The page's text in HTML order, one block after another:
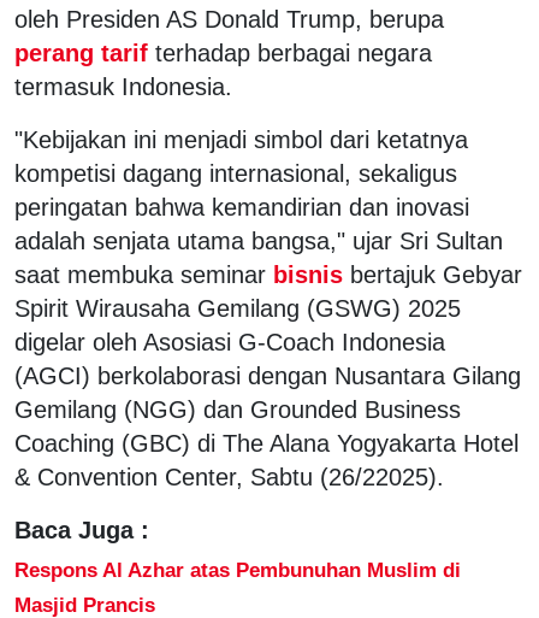
oleh Presiden AS Donald Trump, berupa
perang tarif terhadap berbagai negara
termasuk Indonesia.
"Kebijakan ini menjadi simbol dari ketatnya
kompetisi dagang internasional, sekaligus
peringatan bahwa kemandirian dan inovasi
adalah senjata utama bangsa," ujar Sri Sultan
saat membuka seminar bisnis bertajuk Gebyar
Spirit Wirausaha Gemilang (GSWG) 2025
digelar oleh Asosiasi G-Coach Indonesia
(AGCI) berkolaborasi dengan Nusantara Gilang
Gemilang (NGG) dan Grounded Business
Coaching (GBC) di The Alana Yogyakarta Hotel
& Convention Center, Sabtu (26/22025).
Baca Juga :
Respons Al Azhar atas Pembunuhan Muslim di
Masjid Prancis